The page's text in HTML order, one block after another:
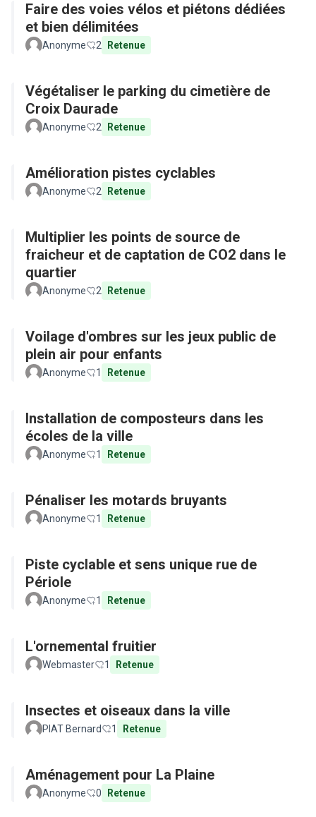
Faire des voies vélos et piétons dédiées
et bien délimitées
Anonyme 2 Retenue
Végétaliser le parking du cimetière de
Croix Daurade
Anonyme 2 Retenue
Amélioration pistes cyclables
Anonyme 2 Retenue
Multiplier les points de source de
fraicheur et de captation de CO2 dans le
quartier
Anonyme 2 Retenue
Voilage d'ombres sur les jeux public de
plein air pour enfants
Anonyme 1 Retenue
Installation de composteurs dans les
écoles de la ville
Anonyme 1 Retenue
Pénaliser les motards bruyants
Anonyme 1 Retenue
Piste cyclable et sens unique rue de
Périole
Anonyme 1 Retenue
L'ornemental fruitier
Webmaster 1 Retenue
Insectes et oiseaux dans la ville
PIAT Bernard 1 Retenue
Aménagement pour La Plaine
Anonyme 0 Retenue